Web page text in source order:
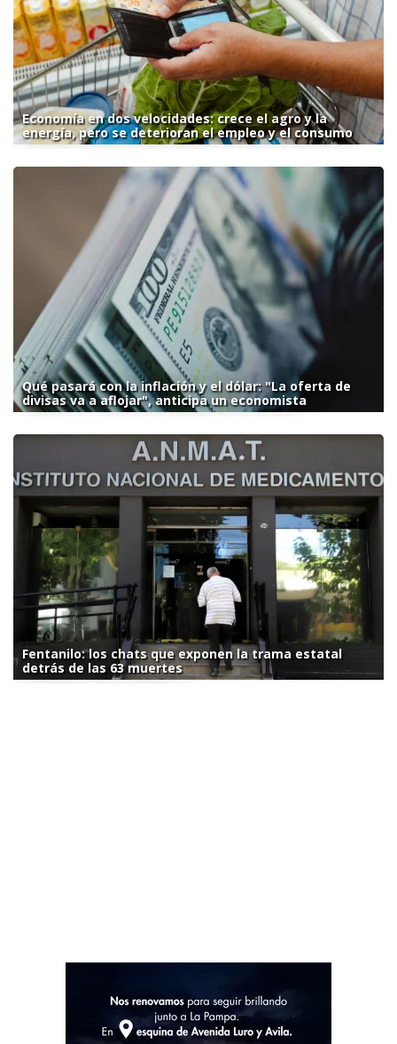
Economía en dos velocidades: crece el agro y la
energía, pero se deterioran el empleo y el consumo
Qué pasará con la inflación y el dólar: "La oferta de
divisas va a aflojar", anticipa un economista
Fentanilo: los chats que exponen la trama estatal
detrás de las 63 muertes